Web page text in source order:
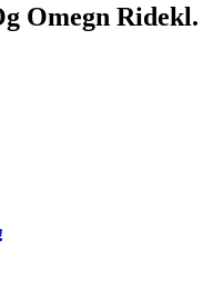
Omegn Ridekl.